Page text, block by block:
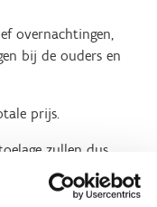
overnachtingen,
bij de ouders en
prijs.
zullen dus